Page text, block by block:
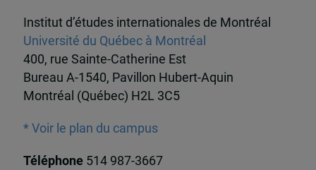
Institut d’études internationales de Montréal
Université du Québec à Montréal
400, rue Sainte-Catherine Est
Bureau A-1540, Pavillon Hubert-Aquin
Montréal (Québec) H2L 3C5
* Voir le plan du campus
Téléphone 514 987-3667